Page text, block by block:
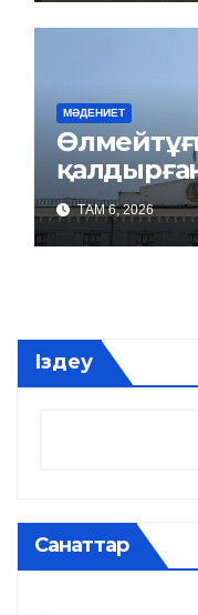
МӘДЕНИЕТ
ТАМ 6, 2026
Іздеу
Санаттар